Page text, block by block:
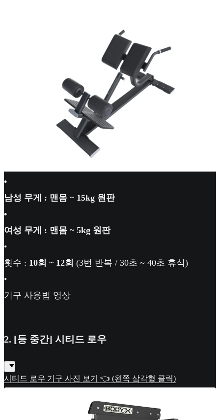
•
남성 무게 : 맨몸 ~ 15kg 원판
•
여성 무게 : 맨몸 ~ 5kg 원판
•
횟수 : 10회 ~ 12회 (3번 반복 / 30초 ~ 40초 휴식)
•
기구 사용법 영상
2. [등 중간] 시티드 로우
시티드 로우 기구 사진 보기 👈 (왼쪽 삼각형 클릭)